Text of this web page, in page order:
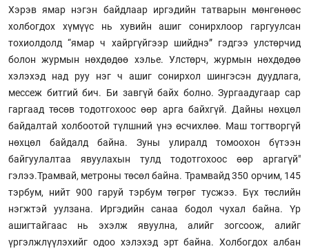
Хэрэв ямар нэгэн байдлаар иргэдийн татварын мөнгөнөөс
холбогдох хүмүүс нь хувийн ашиг сонирхлоор гаргуулсан
тохиолдолд “ямар ч хайргүйгээр шийднэ” гэдгээ улстөрчид
болон журмын нөхдөдөө хэлье. Улстөрч, журмын нөхдөдөө
хэлэхэд над руу нэг ч ашиг сонирхол шингэсэн дуудлага,
мессеж битгий бич. Би завгүй байх болно. Зургаадугаар сар
гаргаад төсөв тодотгохоос өөр арга байхгүй. Дайны нөхцөл
байдалтай холбоотой түлшний үнэ өсчихлөө. Маш тогтворгүй
нөхцөл байдалд байна. Зуны улиралд томоохон бүтээн
байгуулалтаа явуулахын тулд тодотгохоос өөр аргагүй"
гэлээ.Трамвай, метроны төсөл байна. Трамвайд 350 орчим, 145
тэрбум, нийт 900 гаруй тэрбум төгрөг тусжээ. Бүх төслийн
нэгжтэй уулзана. Иргэдийн санаа бодол чухал байна. Үр
ашигтайгаас нь эхэлж явуулна, алийг зогсоож, алийг
үргэлжлүүлэхийг одоо хэлэхэд эрт байна. Холбогдох албан